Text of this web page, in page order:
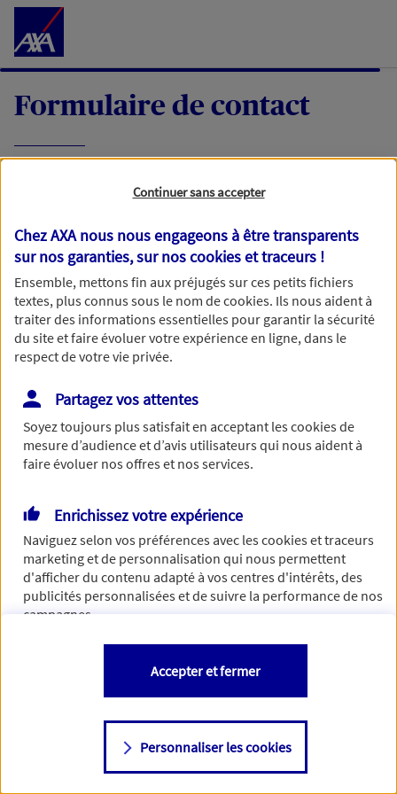
Accéder au Contenu
Formulaire de contact
demande, nous vous répondrons dans les
meilleurs délais par mail ou par téléphone.
Votre message :
Vous disposez de droits sur les informations vous concernant. Pour
plus d’informations,cliquez ici.
Continuer sans accepter
Chez AXA nous nous engageons à être transparents
sur nos garanties, sur noscookies et traceurs !
Ensemble, mettons fin aux préjugés sur ces petits fichiers
textes, plus connus sous le nom decookies. Ils nous aident à
traiter des informations essentielles pour garantir la sécurité
du site et faire évoluer votre expérience en ligne, dans le
respect de votre vie privée.
Partagez vos attentes
Soyez toujours plus satisfait en acceptant lescookiesde
mesure d’audience et d’avis utilisateurs qui nous aident à
faire évoluer nos offres et nos services.
Enrichissez votre expérience
Naviguez selon vos préférences avec lescookies et traceurs
marketing et de personnalisation qui nous permettent
d'afficher du contenu adapté à vos centres d'intérêts, des
publicités personnalisées et de suivre la performance de nos
campagnes.
Vous êtes libre de les accepter, de les refuser comme de
changer d'avis à tout moment en allant sur
Consulter notre politique decookies
Personnaliser les cookies
Accepter et fermer